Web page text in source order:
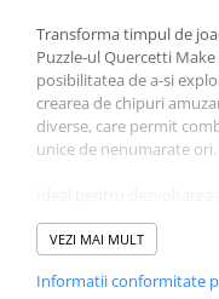
Transforma timpul de
Puzzle-ul Quercetti
posibilitatea de a-si
crearea de chipuri
diverse, care permit
unice de nenumarate ori.
mana-ochi si a
stimuleaza imaginatia si
copiii de la 3 ani in sus.
VEZI MAI MULT
Informatii conformitate